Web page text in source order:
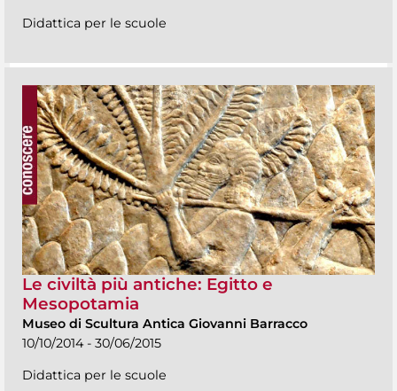
Didattica per le scuole
Le civiltà più antiche: Egitto e
Mesopotamia
Museo di Scultura Antica Giovanni Barracco
10/10/2014 - 30/06/2015
Didattica per le scuole